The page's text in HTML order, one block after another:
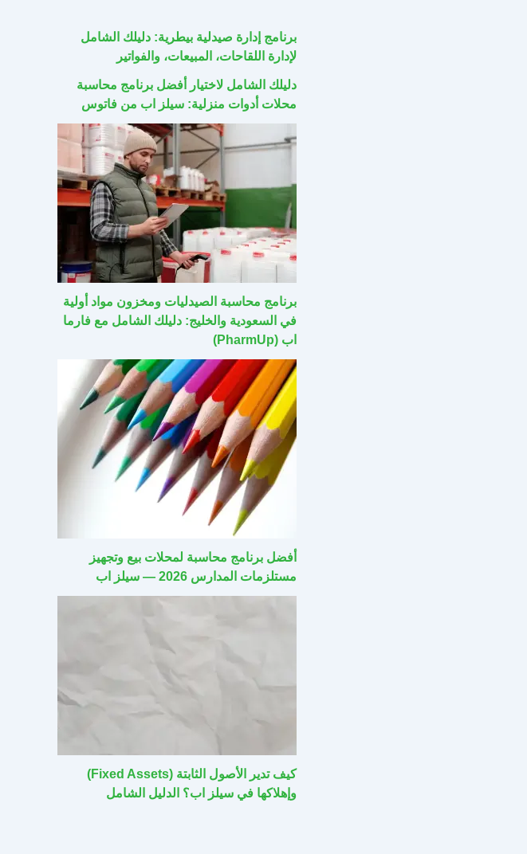
برنامج إدارة صيدلية بيطرية: دليلك الشامل
لإدارة اللقاحات، المبيعات، والفواتير
دليلك الشامل لاختيار أفضل برنامج محاسبة
محلات أدوات منزلية: سيلز اب من فاتوس
برنامج محاسبة الصيدليات ومخزون مواد أولية
في السعودية والخليج: دليلك الشامل مع فارما
اب (PharmUp)
أفضل برنامج محاسبة لمحلات بيع وتجهيز
مستلزمات المدارس 2026 — سيلز اب
كيف تدير الأصول الثابتة (Fixed Assets)
وإهلاكها في سيلز اب؟ الدليل الشامل